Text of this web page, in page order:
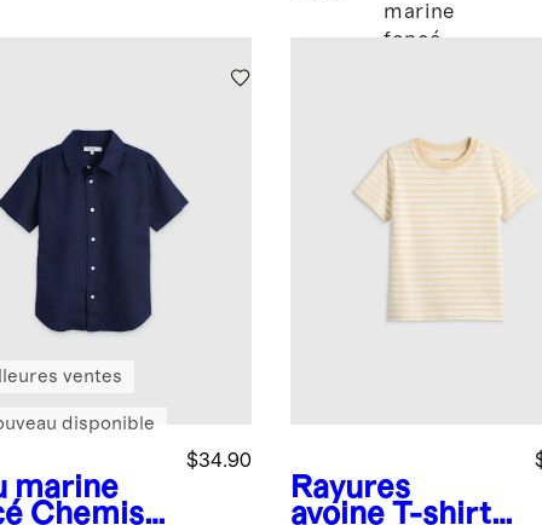
marine
foncé
marine
Chemise
$34.90
ventes
disponible
Rayures
avoine T-shirt à